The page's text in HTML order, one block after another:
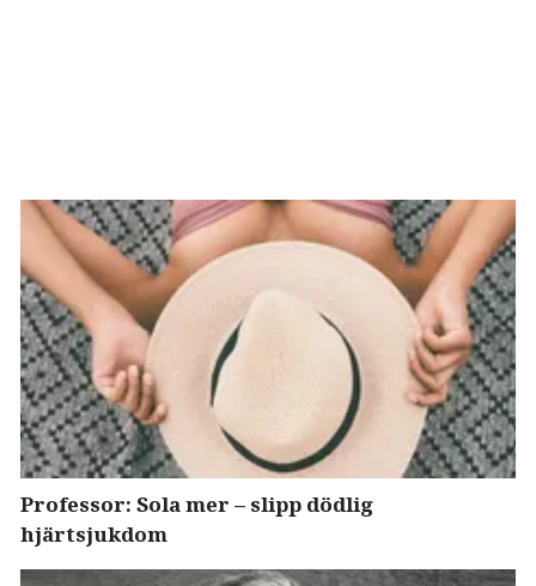
Professor: Sola mer – slipp dödlig
hjärtsjukdom